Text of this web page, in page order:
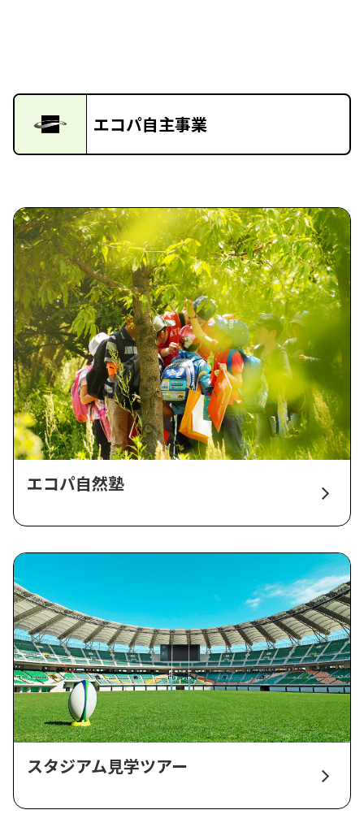
エコパ自主事業
エコパ自然塾
スタジアム見学ツアー